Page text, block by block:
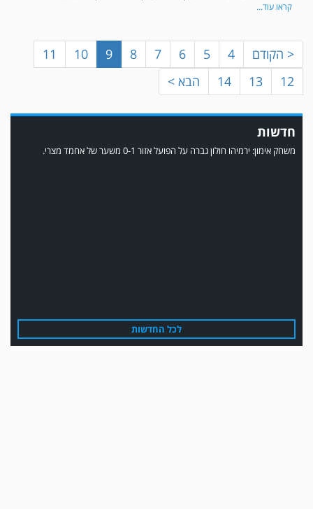
קראו עוד...
< הקודם 4
5
6
7
8
9
10
11
12
13
14 הבא >
חדשות
משחק אימון: ירמיהו חולון גברה על הפועל אזור 0-1 משער של אחמד מצרי.
משחק אימון: הפועל אזור והפועל מרמורק סיימו בתוצאה 0-0 .
לכל החדשות